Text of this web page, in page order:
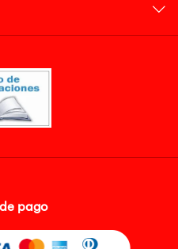
pago